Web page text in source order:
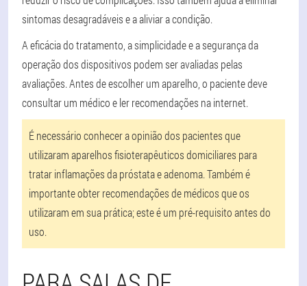
sintomas desagradáveis e a aliviar a condição.
A eficácia do tratamento, a simplicidade e a segurança da
operação dos dispositivos podem ser avaliadas pelas
avaliações. Antes de escolher um aparelho, o paciente deve
consultar um médico e ler recomendações na internet.
É necessário conhecer a opinião dos pacientes que
utilizaram aparelhos fisioterapêuticos domiciliares para
tratar inflamações da próstata e adenoma. Também é
importante obter recomendações de médicos que os
utilizaram em sua prática; este é um pré-requisito antes do
uso.